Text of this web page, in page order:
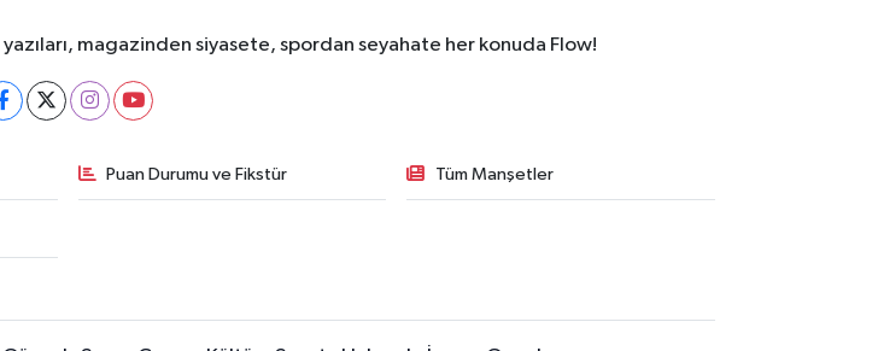
magazinden siyasete, spordan seyahate her konuda Flow!
Puan Durumu ve Fikstür Tüm Manşetler